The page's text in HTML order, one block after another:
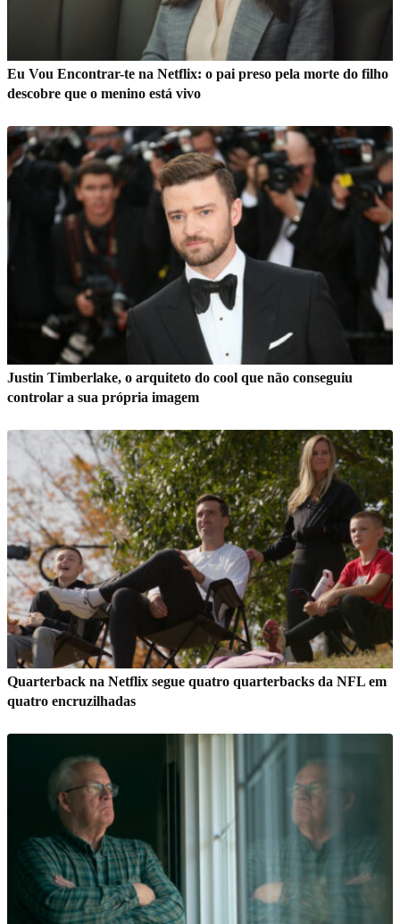
Eu Vou Encontrar-te na Netflix: o pai preso pela morte do filho
descobre que o menino está vivo
Justin Timberlake, o arquiteto do cool que não conseguiu
controlar a sua própria imagem
Quarterback na Netflix segue quatro quarterbacks da NFL em
quatro encruzilhadas